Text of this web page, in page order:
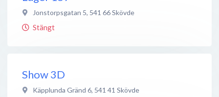
Jonstorpsgatan 5, 541 66Skövde
Stängt
Show 3D
Käpplunda Gränd 6, 541 41 Skövde